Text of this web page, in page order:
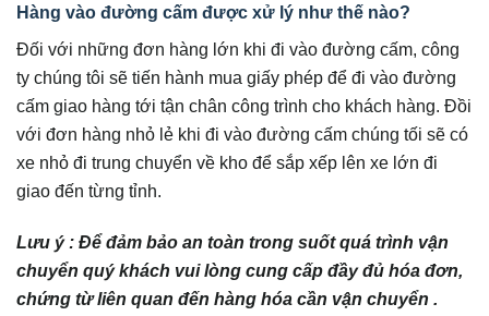
Hàng vào đường cấm được xử lý như thế nào?
Đối với những đơn hàng lớn khi đi vào đường cấm, công
ty chúng tôi sẽ tiến hành mua giấy phép để đi vào đường
cấm giao hàng tới tận chân công trình cho khách hàng. Đồi
với đơn hàng nhỏ lẻ khi đi vào đường cấm chúng tối sẽ có
xe nhỏ đi trung chuyển về kho để sắp xếp lên xe lớn đi
giao đến từng tỉnh.
Lưu ý : Để đảm bảo an toàn trong suốt quá trình vận
chuyển quý khách vui lòng cung cấp đầy đủ hóa đơn,
chứng từ liên quan đến hàng hóa cần vận chuyển .